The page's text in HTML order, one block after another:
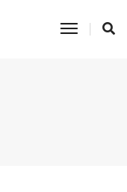
Toggle